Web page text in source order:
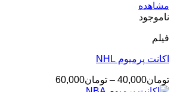
مشاهده
ناموجود
فیلم
اکانت پرمیوم NHL
تومان40,000
– تومان60,000محدوده